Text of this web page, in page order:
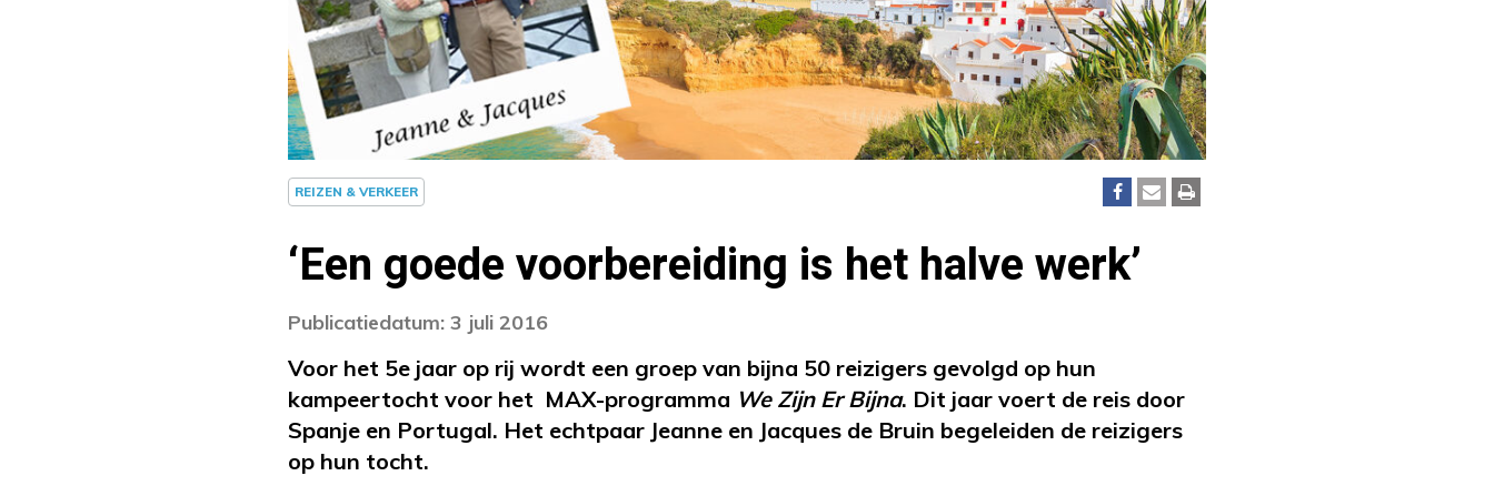
REIZEN & VERKEER
‘Een goede voorbereiding is het halve werk’
Publicatiedatum: 3 juli 2016
Voor het 5e jaar op rij wordt een groep van bijna 50 reizigers gevolgd op hun
kampeertocht voor het MAX-programma We Zijn Er Bijna. Dit jaar voert de reis door
Spanje en Portugal. Het echtpaar Jeanne en Jacques de Bruin begeleiden de reizigers
op hun tocht.